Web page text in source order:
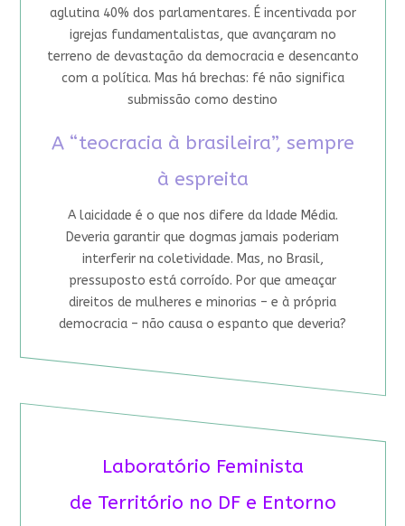
aglutina 40% dos parlamentares. É incentivada por
igrejas fundamentalistas, que avançaram no
terreno de devastação da democracia e desencanto
com a política. Mas há brechas: fé não significa
submissão como destino
A “teocracia à brasileira”, sempre
à espreita
A laicidade é o que nos difere da Idade Média.
Deveria garantir que dogmas jamais poderiam
interferir na coletividade. Mas, no Brasil,
pressuposto está corroído. Por que ameaçar
direitos de mulheres e minorias – e à própria
democracia – não causa o espanto que deveria?
Laboratório Feminista
de Território no DF e Entorno